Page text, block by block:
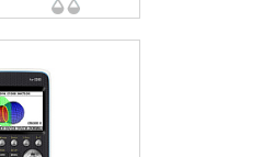
В КОРЗИНУ